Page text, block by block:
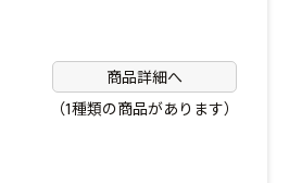
商品詳細へ
（1種類の商品があります）